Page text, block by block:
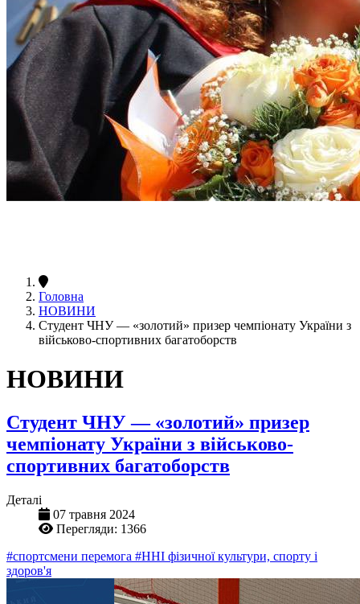
Головна
НОВИНИ
Студент ЧНУ — «золотий» призер чемпіонату України з
військово-спортивних багатоборств
НОВИНИ
Студент ЧНУ — «золотий» призер
чемпіонату України з військово-
спортивних багатоборств
Деталі
07 травня 2024
Перегляди: 1366
#спортсмени перемога #ННІ фізичної культури, спорту і
здоров'я